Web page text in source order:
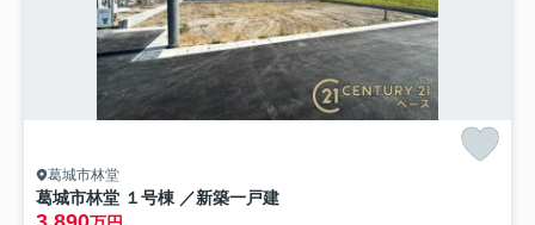
葛城市林堂
葛城市林堂 １号棟 ／新築一戸建